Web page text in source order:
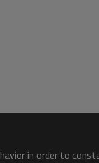
in order to